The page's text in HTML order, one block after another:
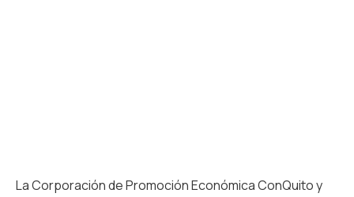
La Corporación de Promoción Económica ConQuito y